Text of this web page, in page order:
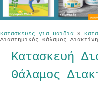
Κατασκευες για Παιδια »
Διαστημικός Θάλαμος
Κατασκευή
Θάλαμος